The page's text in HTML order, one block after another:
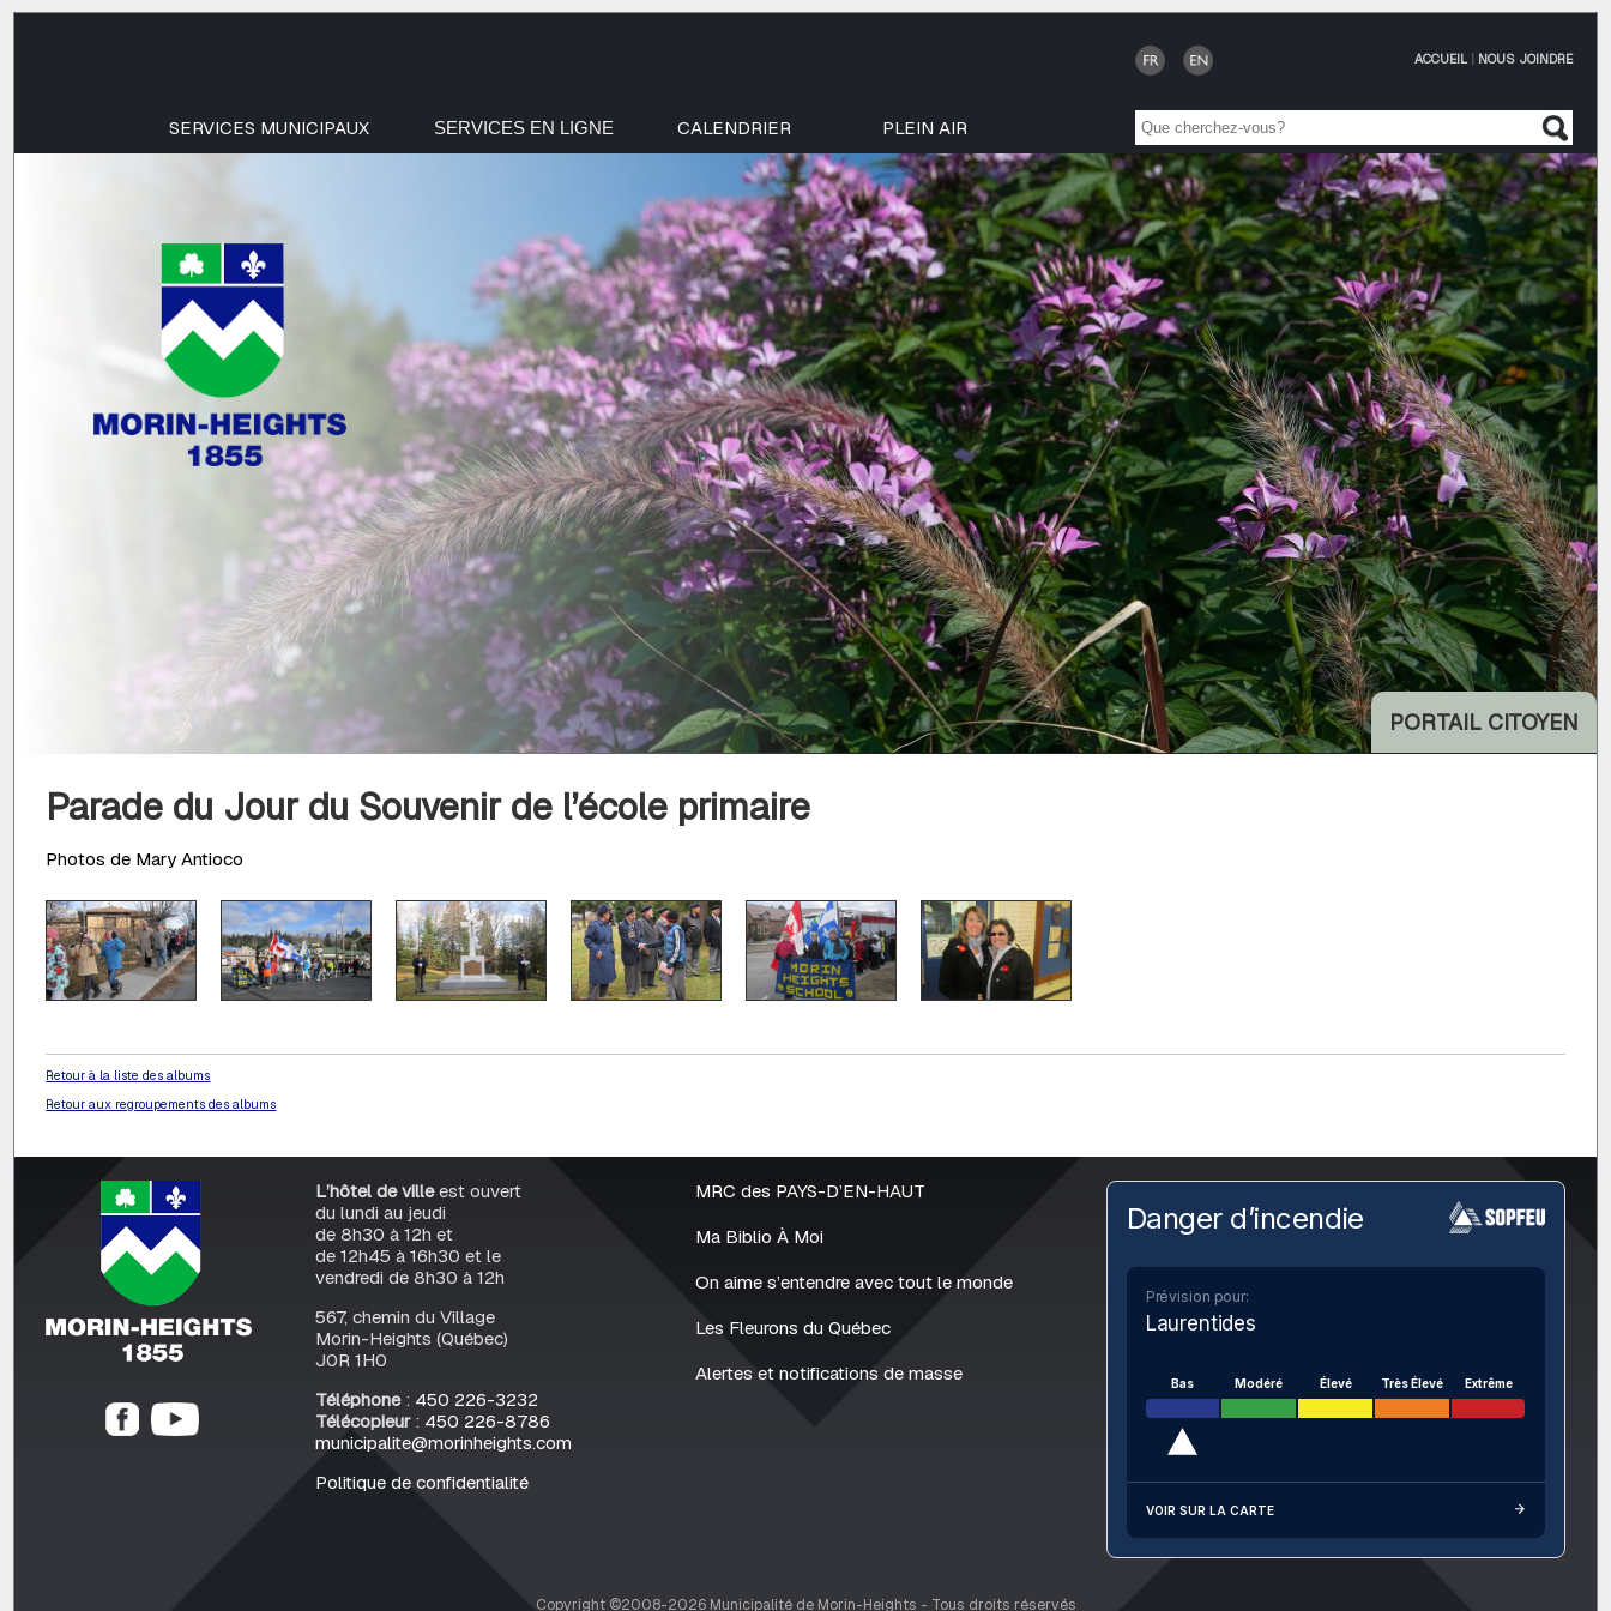
ACCUEIL| NOUS JOINDRE
SERVICES MUNICIPAUX SERVICES EN LIGNE CALENDRIER PLEIN AIR
PORTAIL CITOYEN
Parade du Jour du Souvenir de l’école primaire
Photos de Mary Antioco
Retour à la liste des albums
Retour aux regroupements des albums
L’hôtel de villeest ouvert
du lundi au jeudi
de 8h30 à 12h et
de 12h45 à 16h30 et le
vendredi de 8h30 à 12h
567, chemin du Village
Morin-Heights (Québec)
J0R 1H0
Téléphone: 450 226-3232
Télécopieur: 450 226-8786
municipalite@morinheights.com
Politique de confidentialité
MRC des PAYS-D’EN-HAUT
Ma Biblio À Moi
On aime s’entendre avec tout le monde
Les Fleurons du Québec
Alertes et notifications de masse
Danger d’incendie
Prévision pour:
Laurentides
Bas Modéré Élevé Très Élevé Extrême
VOIR SUR LA CARTE
Copyright ©2008-2026 Municipalité de Morin-Heights - Tous droits réservés